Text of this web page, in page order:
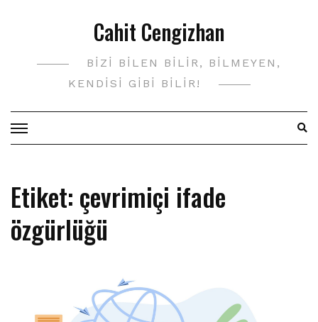
Cahit Cengizhan
BIZI BILEN BILIR, BILMEYEN,
KENDISI GIBI BILIR!
Etiket: çevrimiçi ifade
özgürlüğü